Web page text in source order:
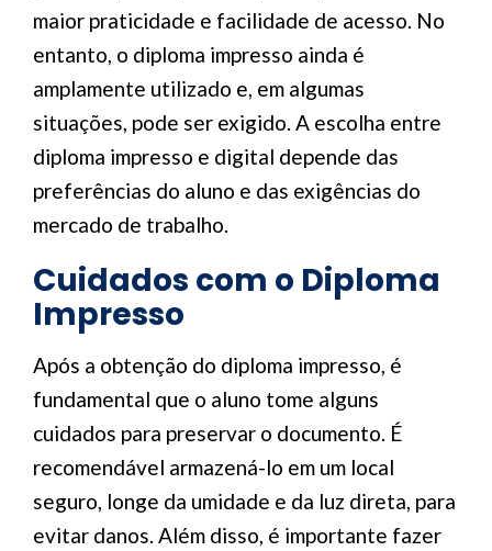
maior praticidade e facilidade de acesso. No
entanto, o diploma impresso ainda é
amplamente utilizado e, em algumas
situações, pode ser exigido. A escolha entre
diploma impresso e digital depende das
preferências do aluno e das exigências do
mercado de trabalho.
Cuidados com o Diploma
Impresso
Após a obtenção do diploma impresso, é
fundamental que o aluno tome alguns
cuidados para preservar o documento. É
recomendável armazená-lo em um local
seguro, longe da umidade e da luz direta, para
evitar danos. Além disso, é importante fazer